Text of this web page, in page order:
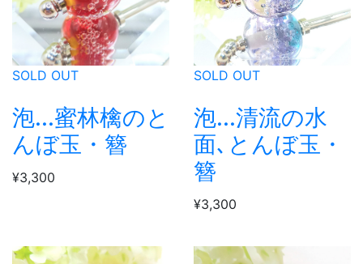
SOLD OUT
泡...蜜林檎のと
んぼ玉・簪
¥3,300
SOLD OUT
泡...清流の水
面､とんぼ玉・
簪
¥3,300